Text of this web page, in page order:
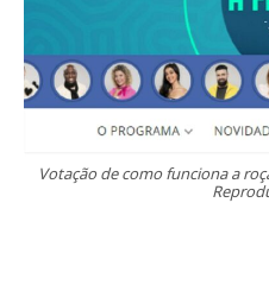
Votação de como funciona a